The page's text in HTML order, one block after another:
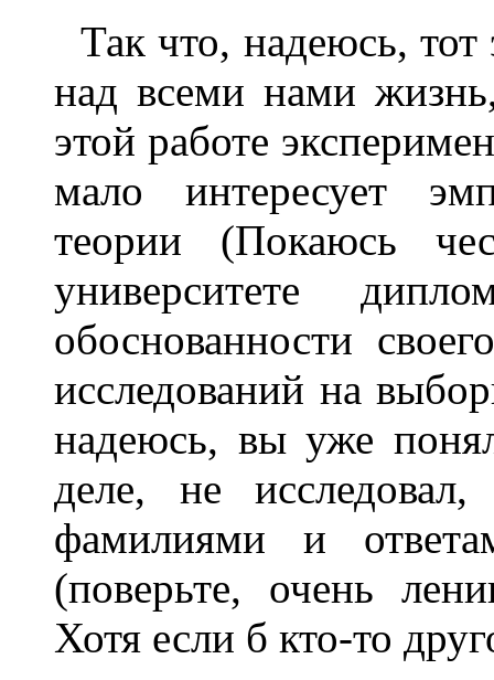
Так что, надеюсь, тот
над всеми нами
этой работе
мало интересует
теории (Покаюсь
университете
обоснованности
исследований на
надеюсь, вы уже
деле, не
фамилиями и
(поверьте, очень
Хотя если б кто-то